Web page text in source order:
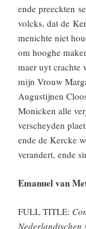
ende preeckten
volcks, dat de
menichte niet
om hooghe
maer uyt crachte
mijn Vrouw
Augustijnen
Monicken alle
verscheyden
ende de Kercke
verandert, ende
Emanuel van
FULL TITLE:
Nederlandtschen